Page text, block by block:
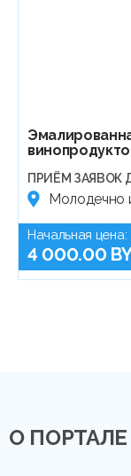
ПРИЁМ ЗАЯВОК
Молодечно
Начальная цена:
4 000.00
О ПОРТАЛЕ